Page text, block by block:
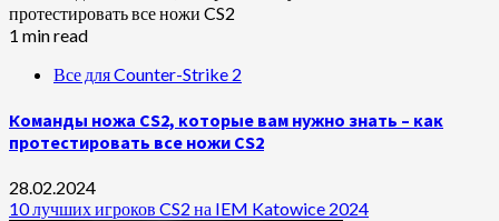
1 min read
Все для Counter-Strike 2
Команды ножа CS2, которые вам нужно знать – как
протестировать все ножи CS2
28.02.2024
10 лучших игроков CS2 на IEM Katowice 2024